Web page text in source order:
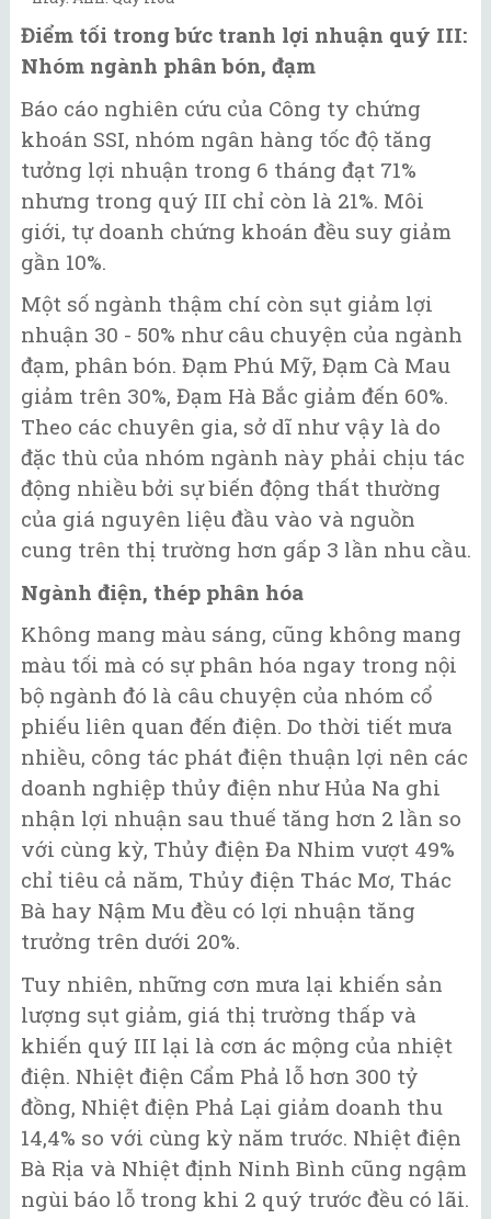
Điểm tối trong bức tranh lợi nhuận quý III:
Nhóm ngành phân bón, đạm
Báo cáo nghiên cứu của Công ty chứng
khoán SSI, nhóm ngân hàng tốc độ tăng
tưởng lợi nhuận trong 6 tháng đạt 71%
nhưng trong quý III chỉ còn là 21%. Môi
giới, tự doanh chứng khoán đều suy giảm
gần 10%.
Một số ngành thậm chí còn sụt giảm lợi
nhuận 30 - 50% như câu chuyện của ngành
đạm, phân bón. Đạm Phú Mỹ, Đạm Cà Mau
giảm trên 30%, Đạm Hà Bắc giảm đến 60%.
Theo các chuyên gia, sở dĩ như vậy là do
đặc thù của nhóm ngành này phải chịu tác
động nhiều bởi sự biến động thất thường
của giá nguyên liệu đầu vào và nguồn
cung trên thị trường hơn gấp 3 lần nhu cầu.
Ngành điện, thép phân hóa
Không mang màu sáng, cũng không mang
màu tối mà có sự phân hóa ngay trong nội
bộ ngành đó là câu chuyện của nhóm cổ
phiếu liên quan đến điện. Do thời tiết mưa
nhiều, công tác phát điện thuận lợi nên các
doanh nghiệp thủy điện như Hủa Na ghi
nhận lợi nhuận sau thuế tăng hơn 2 lần so
với cùng kỳ, Thủy điện Đa Nhim vượt 49%
chỉ tiêu cả năm, Thủy điện Thác Mơ, Thác
Bà hay Nậm Mu đều có lợi nhuận tăng
trưởng trên dưới 20%.
Tuy nhiên, những cơn mưa lại khiến sản
lượng sụt giảm, giá thị trường thấp và
khiến quý III lại là cơn ác mộng của nhiệt
điện. Nhiệt điện Cẩm Phả lỗ hơn 300 tỷ
đồng, Nhiệt điện Phả Lại giảm doanh thu
14,4% so với cùng kỳ năm trước. Nhiệt điện
Bà Rịa và Nhiệt định Ninh Bình cũng ngậm
ngùi báo lỗ trong khi 2 quý trước đều có lãi.